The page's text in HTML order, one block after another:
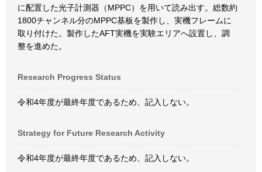
に配置した光子計測器（MPPC）を用いて読み出す。総数約
1800チャンネル分のMPPC基板を製作し、実機フレームに
取り付けた。製作したAFT実機を実験エリアへ設置し、調
整を進めた。
Research Progress Status
令和4年度が最終年度であるため、記入しない。
Strategy for Future Research Activity
令和4年度が最終年度であるため、記入しない。